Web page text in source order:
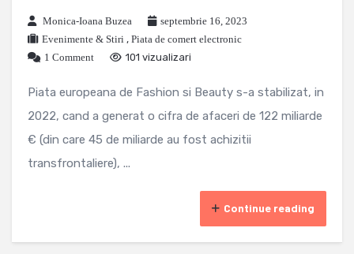
Monica-Ioana Buzea
septembrie 16, 2023
Evenimente & Stiri , Piata de comert electronic
1 Comment
101 vizualizari
Piata europeana de Fashion si Beauty s-a stabilizat, in
2022, cand a generat o cifra de afaceri de 122 miliarde
€ (din care 45 de miliarde au fost achizitii
transfrontaliere), ...
Continue reading